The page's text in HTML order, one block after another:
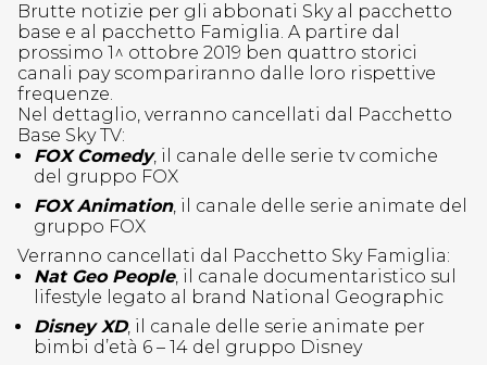
Brutte notizie per gli abbonati Sky al pacchetto
base e al pacchetto Famiglia. A partire dal
prossimo 1^ ottobre 2019 ben quattro storici
canali pay scompariranno dalle loro rispettive
frequenze.
Nel dettaglio, verranno cancellati dal Pacchetto
Base Sky TV:
FOX Comedy, il canale delle serie tv comiche
del gruppo FOX
FOX Animation, il canale delle serie animate del
gruppo FOX
Verranno cancellati dal Pacchetto Sky Famiglia:
Nat Geo People, il canale documentaristico sul
lifestyle legato al brand National Geographic
Disney XD, il canale delle serie animate per
bimbi d’età 6 – 14 del gruppo Disney